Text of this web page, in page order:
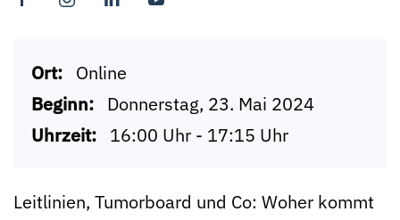
Ort: Online
Beginn: Donnerstag, 23. Mai 2024
Uhrzeit: 16:00 Uhr - 17:15 Uhr
Leitlinien, Tumorboard und Co: Woher kommt